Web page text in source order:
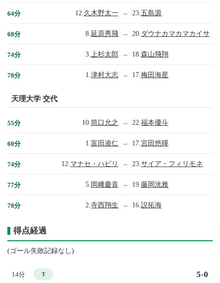
64分 12. 久木野太一 → 23. 五島源
68分 8. 延原秀飛 → 20. ダウナカマカマカイサ
74分 3. 上杉太郎 → 18. 森山飛翔
78分 1. 津村大志 → 17. 梅田海星
天理大学 交代
55分 10. 筒口允之 → 22. 福本優斗
60分 1. 富田凌仁 → 17. 宮田悠暉
74分 12. マナセ・ハビリ → 23. サイア・フィリモネ
77分 5. 岡﨑慶喜 → 19. 藤岡洸雅
78分 2. 寺西翔生 → 16. 説拓海
得点経過
(ゴール失敗記録なし)
14分 T 5-0